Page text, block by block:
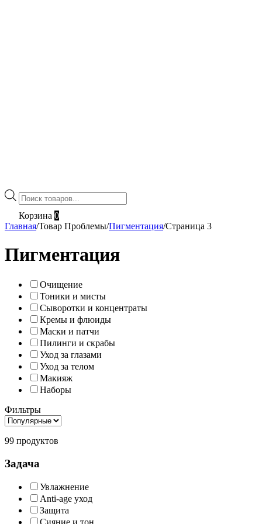
Поиск
товаров
Корзина 0
Главная/Товар Проблемы/Пигментация/Страница 3
Пигментация
Очищение
Тоники и мисты
Сыворотки и концентраты
Кремы и флюиды
Маски и патчи
Пилинги и скрабы
Уход за глазами
Уход за телом
Макияж
Наборы
Фильтры
99 продуктов
Задача
Увлажнение
Anti-age уход
Защита